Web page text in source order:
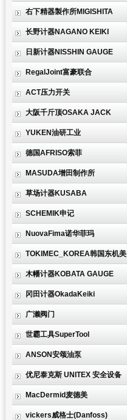
右下精器製作所MIGISHITA
长野计器NAGANO KEIKI
日新计器NISSHIN GAUGE
RegalJoint富豪联合
ACT压力开关
大阪千斤顶OSAKA JACK
YUKEN油研工业
德国AFRISO索菲
MASUDA增田制作所
草场计器KUSABA
SCHEMIK申记
NuovaFima诺华菲玛
TOKIMEC_KOREA韩国东机美
木幡计器KOBATA GAUGE
冈田计器OkadaKeiki
广濑阀门
世霸工具SuperTool
ANSON安颂油泵
优尼泰克斯 UNITEX 安全设备
MacDermid麦德美
vickers威格士(Danfoss)